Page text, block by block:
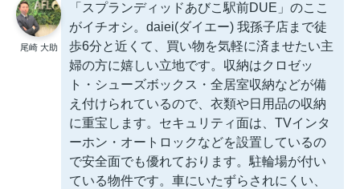
尾崎 大助
「スプランディッドあびこ駅前DUE」のここ
がイチオシ。daiei(ダイエー) 我孫子店まで徒
歩6分と近くて、買い物を気軽に済ませたい主
婦の方に嬉しい立地です。収納はクロゼッ
ト・シューズボックス・全居室収納などが備
え付けられているので、衣類や日用品の収納
に重宝します。セキュリティ面は、TVインタ
ーホン・オートロックなどを設置しているの
で安全面でも優れております。駐輪場が付い
ている物件です。車にいたずらされにくい、